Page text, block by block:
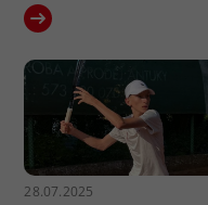
28.07.2025